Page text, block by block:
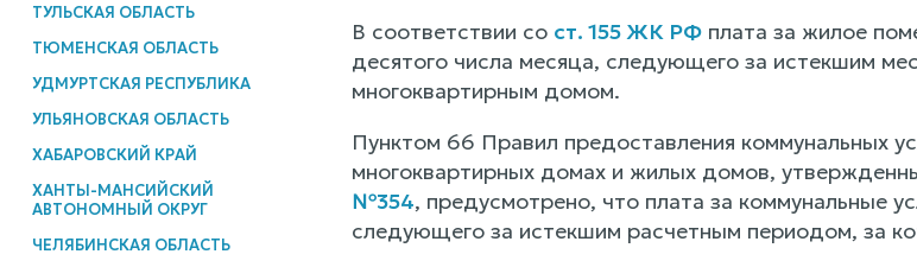
ТУЛЬСКАЯ ОБЛАСТЬ
ТЮМЕНСКАЯ ОБЛАСТЬ
УДМУРТСКАЯ РЕСПУБЛИКА
УЛЬЯНОВСКАЯ ОБЛАСТЬ
ХАБАРОВСКИЙ КРАЙ
ХАНТЫ-МАНСИЙСКИЙ
АВТОНОМНЫЙ ОКРУГ
ЧЕЛЯБИНСКАЯ ОБЛАСТЬ
В соответствии со ст. 155 ЖК РФплата за жилое
десятого числа месяца, следующего за истекшим
многоквартирным домом.
Пунктом 66 Правил предоставления коммунальных
многоквартирных домах и жилых домов,
№354, предусмотрено, что плата за коммунальные
следующего за истекшим расчетным периодом, за